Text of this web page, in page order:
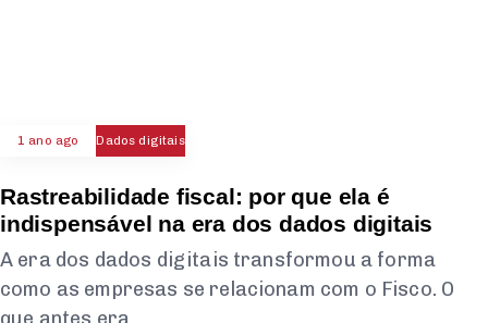
1 ano ago Dados digitais
Rastreabilidade fiscal: por que ela é
indispensável na era dos dados digitais
A era dos dados digitais transformou a forma
como as empresas se relacionam com o Fisco. O
que antes era